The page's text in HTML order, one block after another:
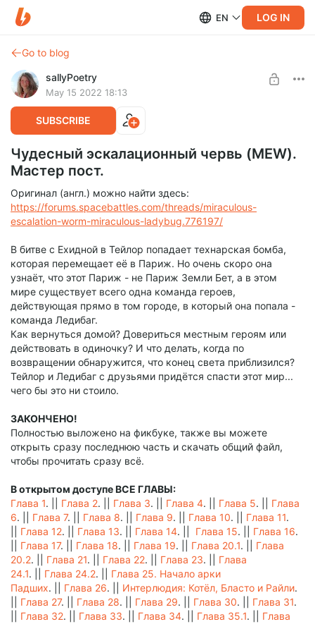
EN LOG IN
Go to blog
sallyPoetry
May 15 2022 18:13
SUBSCRIBE
Чудесный эскалационный червь (MEW).
Мастер пост.
Оригинал (англ.) можно найти здесь:
https://forums.spacebattles.com/threads/miraculous-
escalation-worm-miraculous-ladybug.776197/
В битве с Ехидной в Тейлор попадает технарская бомба,
которая перемещает её в Париж. Но очень скоро она
узнаёт, что этот Париж - не Париж Земли Бет, а в этом
мире существует всего одна команда героев,
действующая прямо в том городе, в который она попала -
команда Ледибаг.
Как вернуться домой? Довериться местным героям или
действовать в одиночку? И что делать, когда по
возвращении обнаружится, что конец света приблизился?
Тейлор и Ледибаг с друзьями придётся спасти этот мир...
чего бы это ни стоило.
ЗАКОНЧЕНО!
Полностью выложено на фикбуке, также вы можете
открыть сразу последнюю часть и скачать общий файл,
чтобы прочитать сразу всё.
В открытом доступе ВСЕ ГЛАВЫ:
Глава 1. || Глава 2. || Глава 3. || Глава 4. || Глава 5. || Глава
6. || Глава 7. || Глава 8. || Глава 9. || Глава 10. || Глава 11.
Глава 12. || Глава 13. || Глава 14. || Глава 15. || Глава 16.
Глава 17. || Глава 18. || Глава 19. || Глава 20.1. || Глава
20.2. || Глава 21. || Глава 22. || Глава 23. || Глава
24.1. || Глава 24.2. || Глава 25. Начало арки
Падших. || Глава 26. || Интерлюдия: Котёл, Бласто и Райли.
Глава 27. || Глава 28. || Глава 29. || Глава 30. || Глава 31.
Глава 32. || Глава 33. || Глава 34. || Глава 35.1. || Глава